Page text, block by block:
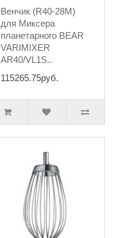
Венчик (R40-28M)
для Миксера
планетарного BEAR
VARIMIXER
AR40/VL1S..
115265.75руб.